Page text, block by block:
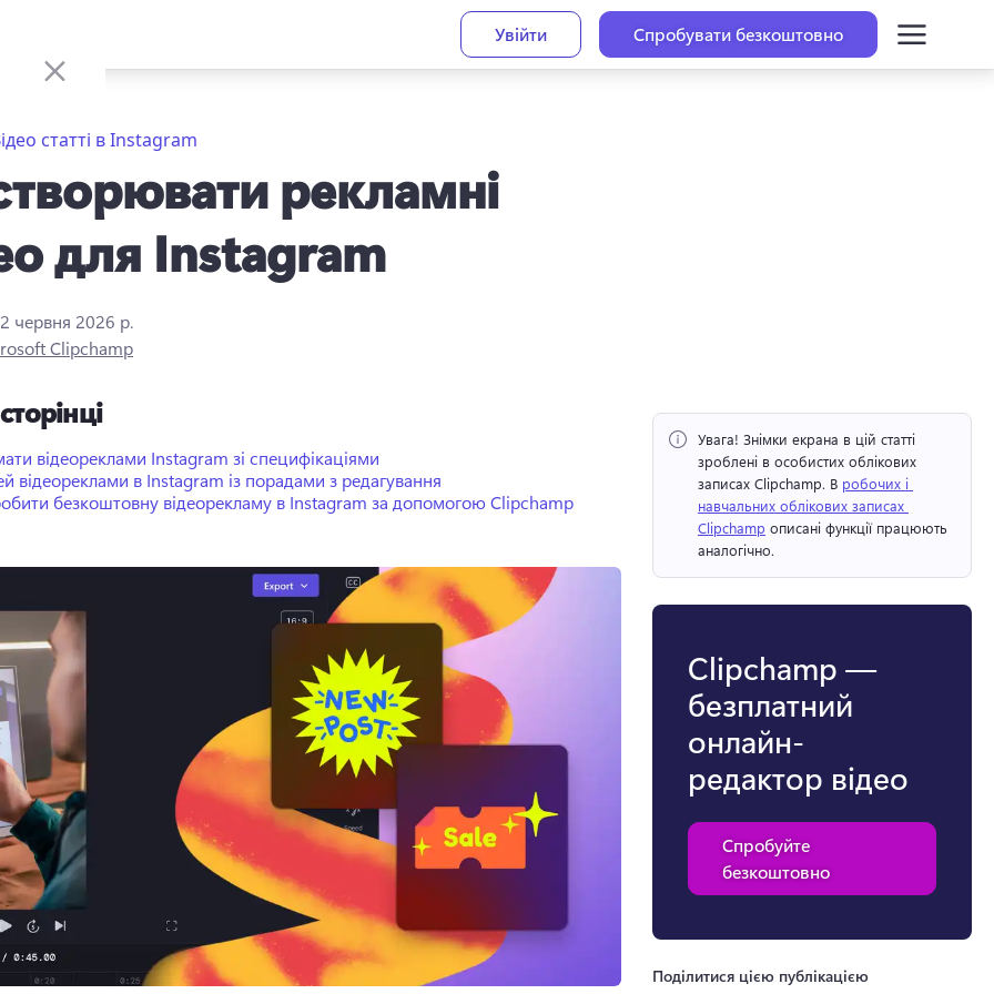
Увійти Спробувати безкоштовно
статті в Instagram
рекламні
для Instagram
2 червня 2026 р.
Clipchamp
відеореклами Instagram зі специфікаціями
відеореклами в Instagram із порадами з редагування
безкоштовну відеорекламу в Instagram за допомогою Clipchamp
Увага! Знімки екрана в цій статті
зроблені в особистих облікових
записах Clipchamp. В робочих і
навчальних облікових записах
Clipchamp описані функції працюють
аналогічно.
Clipchamp —
безплатний
онлайн-
редактор відео
Спробуйте
безкоштовно
Поділитися цією публікацією